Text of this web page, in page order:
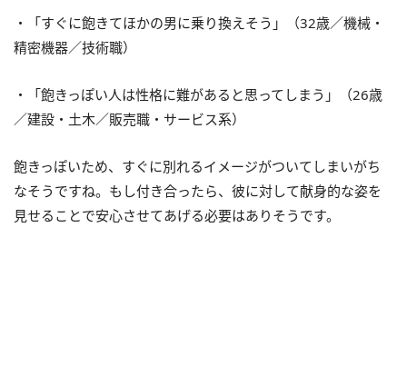
・「すぐに飽きてほかの男に乗り換えそう」（32歳／機械・
精密機器／技術職）
・「飽きっぽい人は性格に難があると思ってしまう」（26歳
／建設・土木／販売職・サービス系）
飽きっぽいため、すぐに別れるイメージがついてしまいがち
なそうですね。もし付き合ったら、彼に対して献身的な姿を
見せることで安心させてあげる必要はありそうです。